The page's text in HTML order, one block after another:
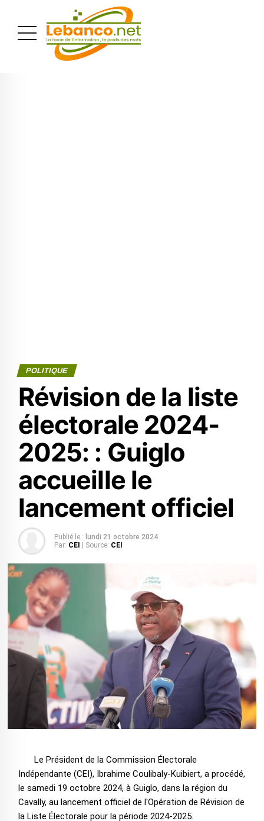
POLITIQUE
Révision de la liste
électorale 2024-
2025: : Guiglo
accueille le
lancement officiel
Publié le : lundi 21 octobre 2024
Par: CEI | Source: CEI
Le Président de la Commission Électorale
Indépendante (CEI), Ibrahime Coulibaly-Kuibiert, a procédé,
le samedi 19 octobre 2024, à Guiglo, dans la région du
Cavally, au lancement officiel de l'Opération de Révision de
la Liste Électorale pour la période 2024-2025.